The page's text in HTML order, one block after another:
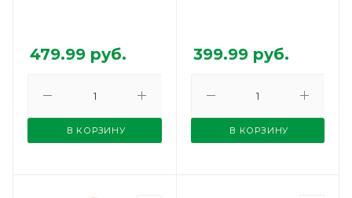
479.99 руб.
В КОРЗИНУ
399.99руб.
В КОРЗИНУ